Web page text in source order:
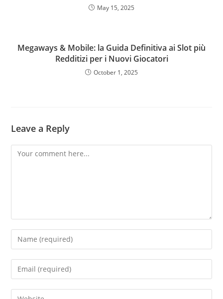
May 15, 2025
Megaways & Mobile: la Guida Definitiva ai Slot più
Redditizi per i Nuovi Giocatori
October 1, 2025
Leave a Reply
Comment
Enter
your
name
Enter
your
email
Enter